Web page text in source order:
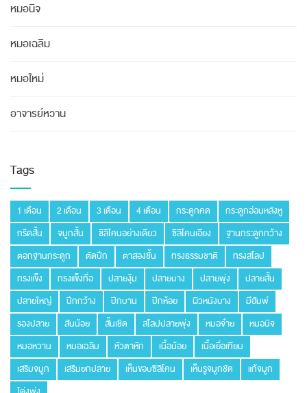
หมอนิจ
หมอเฉลิม
หมอใหม่
อาจารย์หวาน
Tags
1 เดือน 2 เดือน 3 เดือน 4 เดือน กระดูกคด
กระดูกอ่อนหลังหู
กรีดสั้น
จมูกสั้น ซิลิโคนอย่างเดียว ซิลิโคนเอียง
ฐานกระดูกกว้าง
ตอกฐานกระดูก
ตัดปีก ตาสองชั้น ทรงธรรมชาติ
ทรงสโลป
ทรงแข็ง
ทรงแข็งทื่อ ปลายงุ้ม ปลายบาง ปลายพุ่ง
ปลายสั้น
ปลายใหญ่
ปีกกว้าง ปีกบาน ปีกห้อย ผิวหนังบาง
มีฮัมพ์
รองปลาย
สันน้อย สั้นเชิด สโลปปลายพุ่ง หมอจ๋าย
หมอนิจ
หมอหวาน
หมอเฉลิม หัวตาหัก เนื้อน้อย
เนื้อเยื่อเทียม
เสริมจมูก
เสริมยกปลาย เห็นขอบซิลิโคน เห็นรูจมูกชัด
แก้จมูก